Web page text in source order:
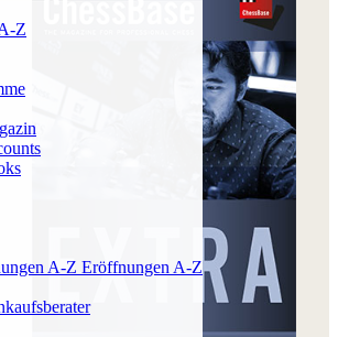
Z
A-Z Eröffnungen A-Z